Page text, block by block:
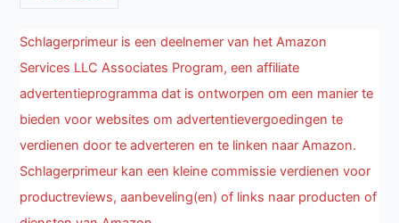
Schlagerprimeur is een deelnemer van het Amazon
Services LLC Associates Program, een affiliate
advertentieprogramma dat is ontworpen om een manier te
bieden voor websites om advertentievergoedingen te
verdienen door te adverteren en te linken naar Amazon.
Schlagerprimeur kan een kleine commissie verdienen voor
productreviews, aanbeveling(en) of links naar producten of